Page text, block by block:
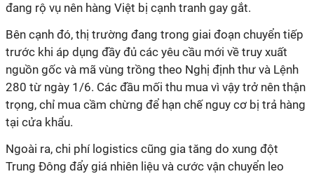
đang rộ vụ nên hàng Việt bị cạnh tranh gay gắt.
Bên cạnh đó, thị trường đang trong giai đoạn chuyển tiếp
trước khi áp dụng đầy đủ các yêu cầu mới về truy xuất
nguồn gốc và mã vùng trồng theo Nghị định thư và Lệnh
280 từ ngày 1/6. Các đầu mối thu mua vì vậy trở nên thận
trọng, chỉ mua cầm chừng để hạn chế nguy cơ bị trả hàng
tại cửa khẩu.
Ngoài ra, chi phí logistics cũng gia tăng do xung đột
Trung Đông đẩy giá nhiên liệu và cước vận chuyển leo